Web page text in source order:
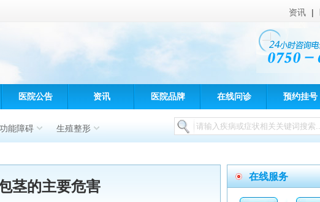
资讯 |
医院公告 资讯 医院品牌 在线问诊 预约挂号
能障碍 生殖整形
茎的主要危害
在线服务